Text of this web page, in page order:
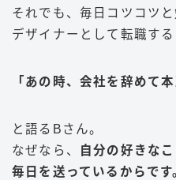
それでも、毎日コツコツ
デザイナーとして転職する
「あの時、会社を辞めて
と語るBさん。
なぜなら、
自分の好きな
毎日を送っているからです